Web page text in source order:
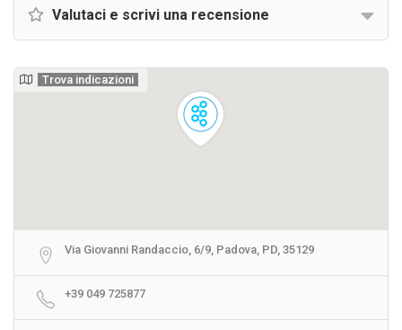
Valutaci e scrivi una recensione
Trova indicazioni
Via Giovanni Randaccio, 6/9, Padova, PD, 35129
+39 049 725877